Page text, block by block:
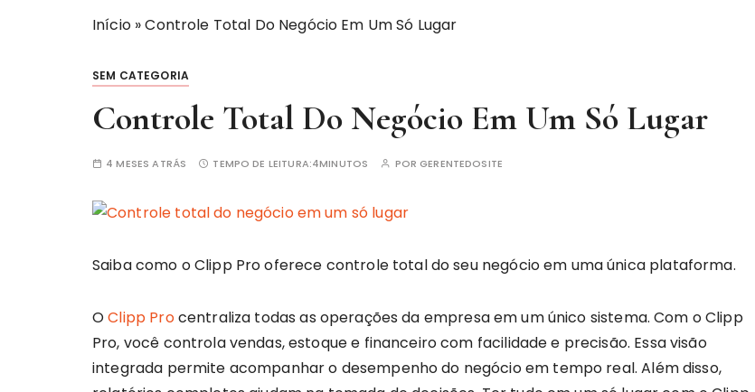
Início»Controle Total Do Negócio Em Um Só Lugar
SEM CATEGORIA
Controle Total Do Negócio Em Um Só Lugar
4 MESES ATRÁS TEMPO DE LEITURA:4MINUTOS PORGERENTEDOSITE
Saiba como o Clipp Pro oferece controle total do seu negócio em uma única plataforma.
OClipp Procentraliza todas as operações da empresa em um único sistema. Com o Clipp
Pro, você controla vendas, estoque e financeiro com facilidade e precisão. Essa visão
integrada permite acompanhar o desempenho do negócio em tempo real. Além disso,